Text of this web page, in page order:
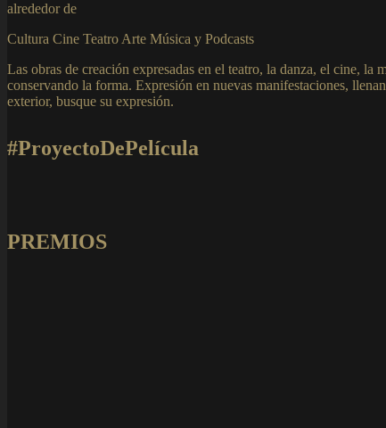
alrededor de
Cultura Cine Teatro Arte Música y Podcasts
Las obras de creación expresadas en el teatro, la danza, el cine,
conservando la forma. Expresión en nuevas manifestaciones,
exterior, busque su expresión.
#ProyectoDePelícula
PREMIOS